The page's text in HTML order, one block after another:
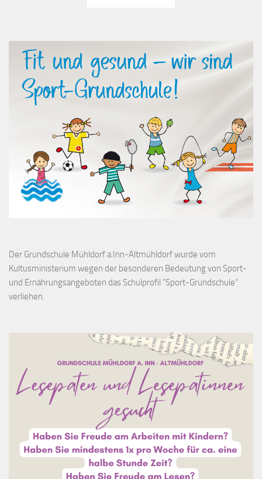
Der Grundschule Mühldorf a.Inn-Altmühldorf wurde vom
Kultusministerium wegen der besonderen Bedeutung von Sport-
und Ernährungsangeboten das Schulprofil "Sport-Grundschule"
verliehen.